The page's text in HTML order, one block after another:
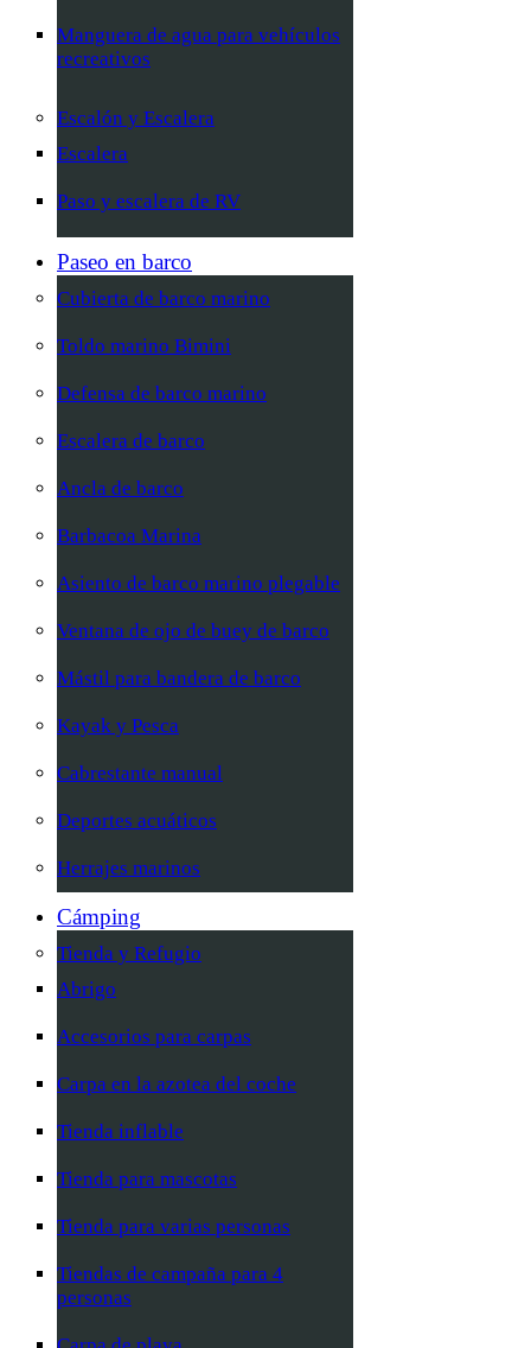
Manguera de agua para vehículos
recreativos
Escalón y Escalera
Escalera
Paso y escalera de RV
Paseo en barco
Cubierta de barco marino
Toldo marino Bimini
Defensa de barco marino
Escalera de barco
Ancla de barco
Barbacoa Marina
Asiento de barco marino plegable
Ventana de ojo de buey de barco
Mástil para bandera de barco
Kayak y Pesca
Cabrestante manual
Deportes acuáticos
Herrajes marinos
Cámping
Tienda y Refugio
Abrigo
Accesorios para carpas
Carpa en la azotea del coche
Tienda inflable
Tienda para mascotas
Tienda para varias personas
Tiendas de campaña para 4
personas